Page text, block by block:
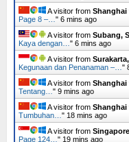
A visitor from Shanghai
Page 8 –… " 6 mins ago
A visitor from Subang,
Kaya dengan… " 6 mins ago
A visitor from
Kegunaan dan Penanaman –… "
A visitor from Shanghai
Tentang… " 9 mins ago
A visitor from Shanghai
Tumbuhan… " 18 mins ago
A visitor from Singapore
Page 124… " 19 mins ago